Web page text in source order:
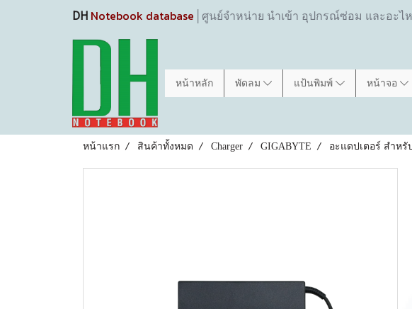
DH Notebook database │ศูนย์จำหน่าย นำเข้า อุปกรณ์ซ่อม และอะ
หน้าหลัก พัดลม แป้นพิมพ์ หน้าจอ
หน้าแรก สินค้าทั้งหมด Charger GIGABYTE อะแดปเตอร์ สำหรั